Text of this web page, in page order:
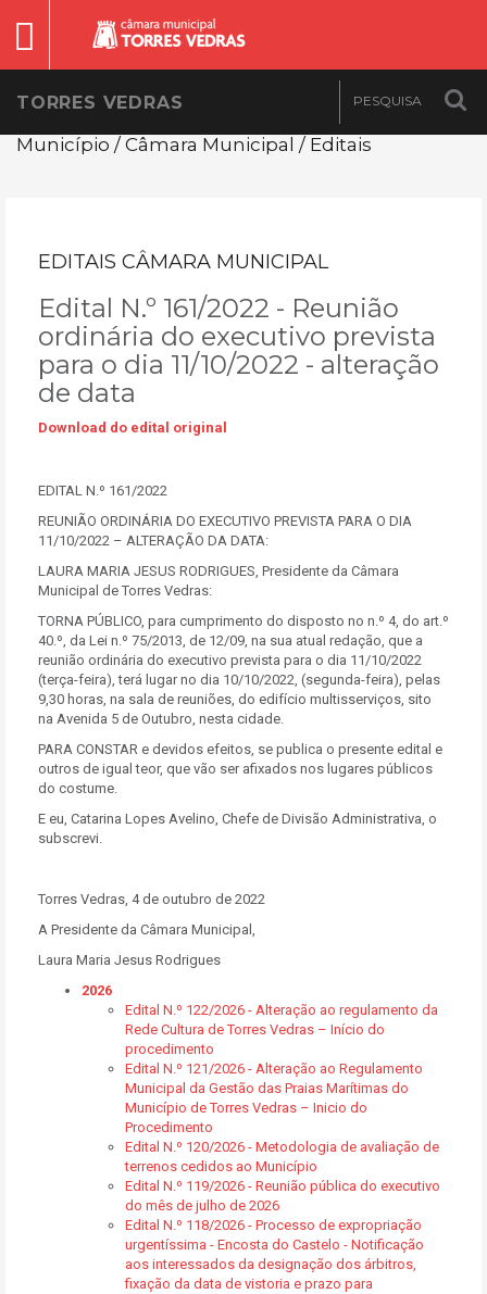
TORRES VEDRAS
Município / Câmara Municipal / Editais
EDITAIS CÂMARA MUNICIPAL
Edital N.º 161/2022 - Reunião
ordinária do executivo prevista
para o dia 11/10/2022 - alteração
de data
Download do edital original
EDITAL N.º 161/2022
REUNIÃO ORDINÁRIA DO EXECUTIVO PREVISTA PARA O DIA
11/10/2022 – ALTERAÇÃO DA DATA:
LAURA MARIA JESUS RODRIGUES, Presidente da Câmara
Municipal de Torres Vedras:
TORNA PÚBLICO, para cumprimento do disposto no n.º 4, do art.º
40.º, da Lei n.º 75/2013, de 12/09, na sua atual redação, que a
reunião ordinária do executivo prevista para o dia 11/10/2022
(terça-feira), terá lugar no dia 10/10/2022, (segunda-feira), pelas
9,30 horas, na sala de reuniões, do edifício multisserviços, sito
na Avenida 5 de Outubro, nesta cidade.
PARA CONSTAR e devidos efeitos, se publica o presente edital e
outros de igual teor, que vão ser afixados nos lugares públicos
do costume.
E eu, Catarina Lopes Avelino, Chefe de Divisão Administrativa, o
subscrevi.
Torres Vedras, 4 de outubro de 2022
A Presidente da Câmara Municipal,
Laura Maria Jesus Rodrigues
2026
Edital N.º 122/2026 - Alteração ao regulamento da
Rede Cultura de Torres Vedras – Início do
procedimento
Edital N.º 121/2026 - Alteração ao Regulamento
Municipal da Gestão das Praias Marítimas do
Município de Torres Vedras – Inicio do
Procedimento
Edital N.º 120/2026 - Metodologia de avaliação de
terrenos cedidos ao Município
Edital N.º 119/2026 - Reunião pública do executivo
do mês de julho de 2026
Edital N.º 118/2026 - Processo de expropriação
urgentíssima - Encosta do Castelo - Notificação
aos interessados da designação dos árbitros,
fixação da data de vistoria e prazo para